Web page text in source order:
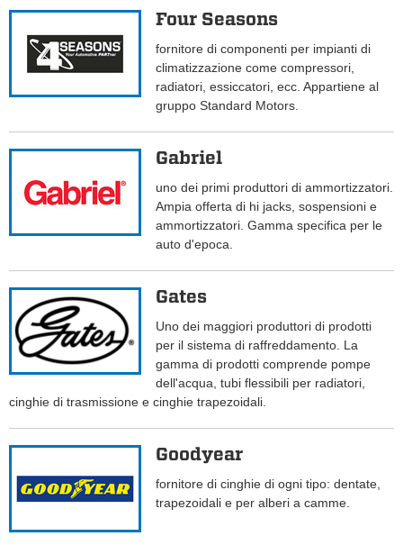
Four Seasons
fornitore di componenti per impianti di
climatizzazione come compressori,
radiatori, essiccatori, ecc. Appartiene al
gruppo Standard Motors.
Gabriel
uno dei primi produttori di ammortizzatori.
Ampia offerta di hi jacks, sospensioni e
ammortizzatori. Gamma specifica per le
auto d'epoca.
Gates
Uno dei maggiori produttori di prodotti
per il sistema di raffreddamento. La
gamma di prodotti comprende pompe
dell'acqua, tubi flessibili per radiatori,
cinghie di trasmissione e cinghie trapezoidali.
Goodyear
fornitore di cinghie di ogni tipo: dentate,
trapezoidali e per alberi a camme.